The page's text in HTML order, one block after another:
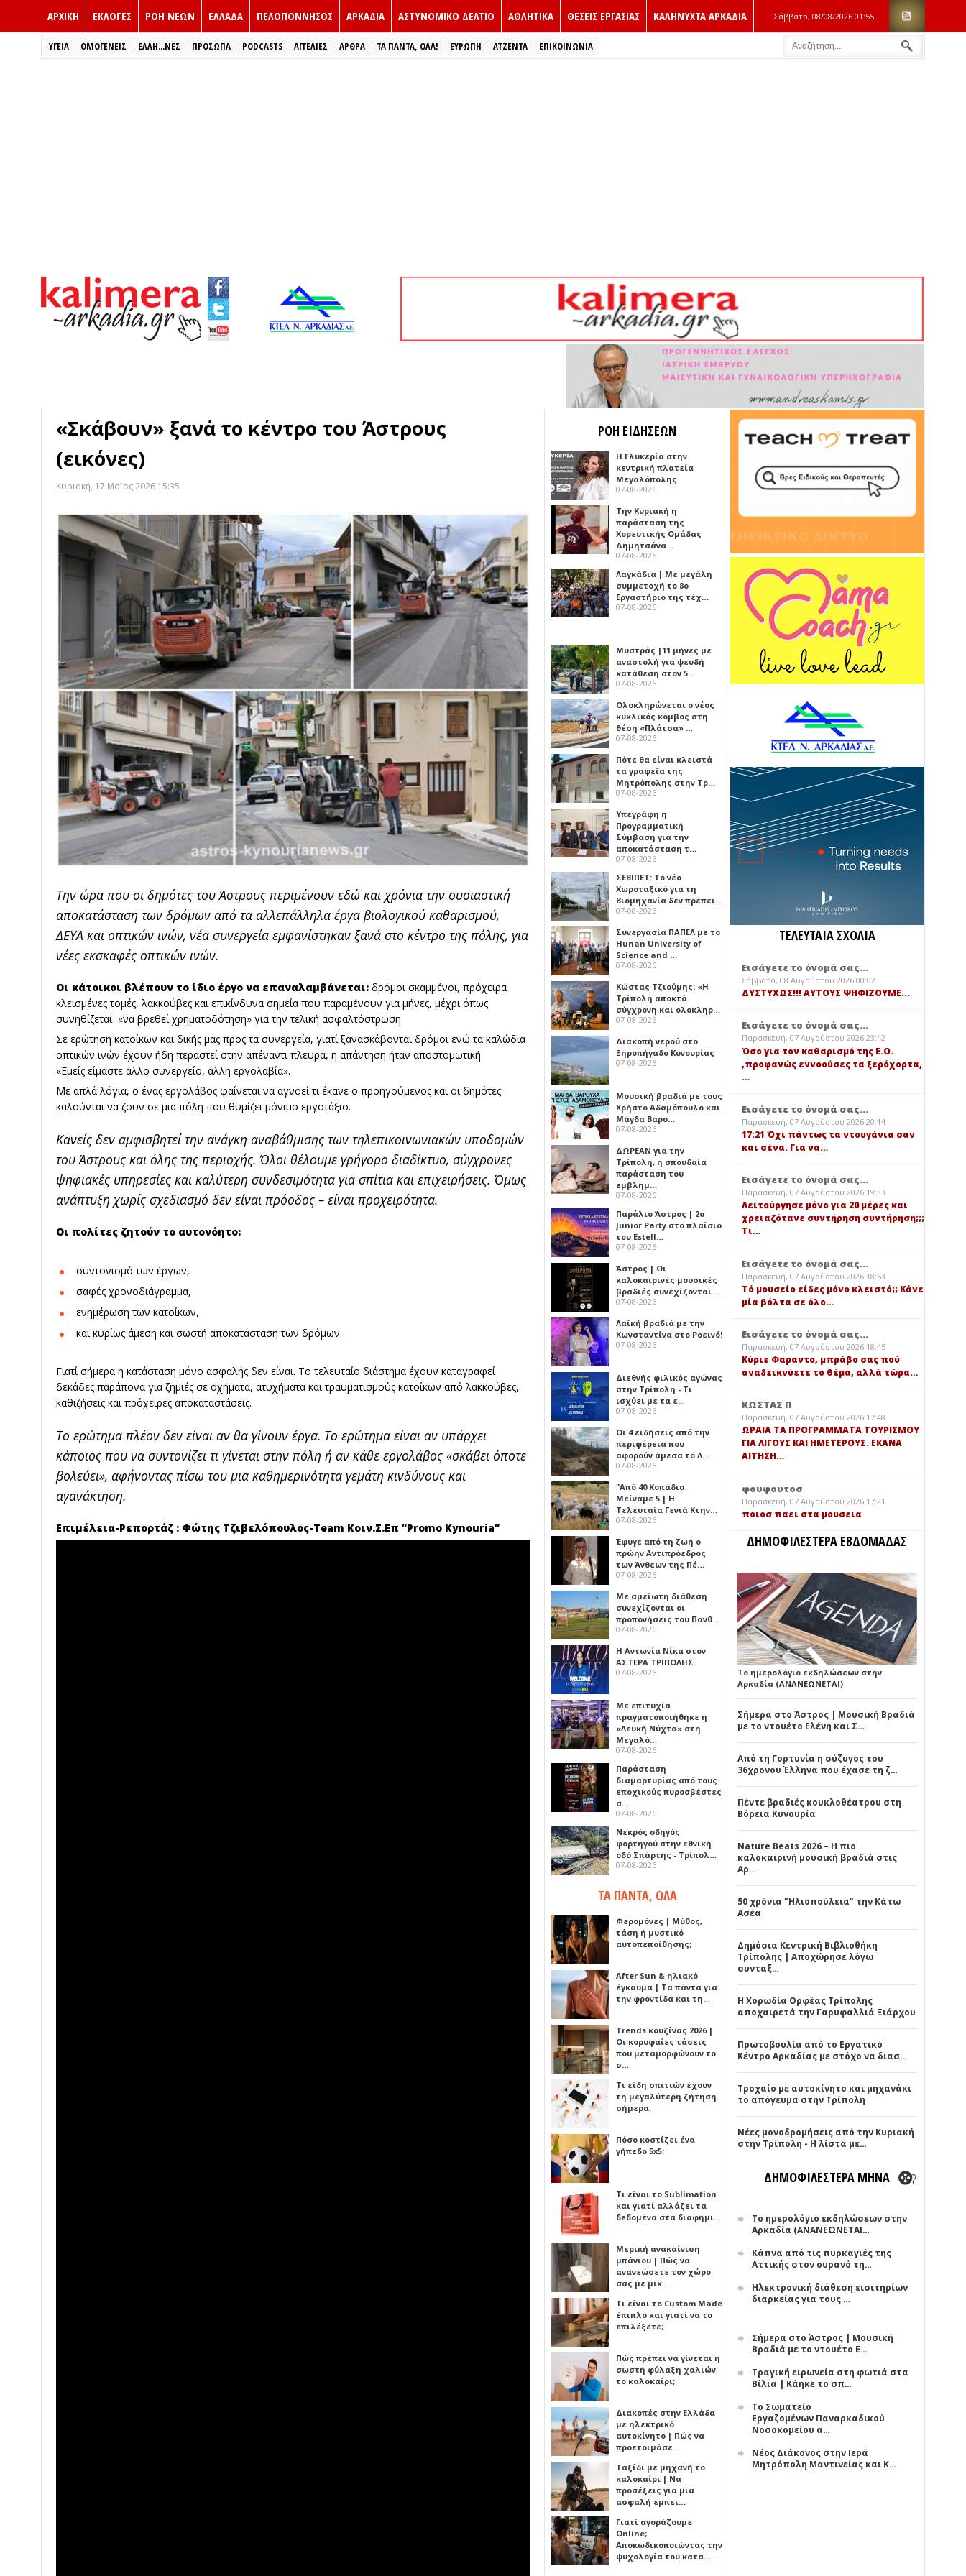
ΑΡΧΙΚΗ ΕΚΛΟΓΈΣ ΡΟΗ ΝΕΩΝ ΕΛΛΑΔΑ ΠΕΛΟΠΟΝΝΗΣΟΣ ΑΡΚΑΔΙΑ ΑΣΤΥΝΟΜΙΚΟ ΔΕΛΤΙΟ ΑΘΛΗΤΙΚΑ ΘΕΣΕΙΣ ΕΡΓΑΣΙΑΣ ΚΑΛΗΝΥΧΤΑ ΑΡΚΑΔΙΑ Σάββατο, 08/08/2026 01:55
ΥΓΕΙΑ ΟΜΟΓΕΝΕΙΣ ΈΛΛΗ...ΝΕΣ ΠΡΌΣΩΠΑ PODCASTS ΑΓΓΕΛΙΕΣ ΑΡΘΡΑ ΤΑ ΠΑΝΤΑ, ΟΛΑ! ΕΥΡΏΠΗ ΑΤΖΕΝΤΑ ΕΠΙΚΟΙΝΩΝΙΑ
«Σκάβουν» ξανά το κέντρο του Άστρους
(εικόνες)
Κυριακή, 17 Μαϊος 2026 15:35
Την ώρα που οι δημότες του Άστρους περιμένουν εδώ και χρόνια την ουσιαστική
αποκατάσταση των δρόμων από τα αλλεπάλληλα έργα βιολογικού καθαρισμού,
ΔΕΥΑ και οπτικών ινών, νέα συνεργεία εμφανίστηκαν ξανά στο κέντρο της πόλης, για
νέες εκσκαφές οπτικών ινών.
Οι κάτοικοι βλέπουν το ίδιο έργο να επαναλαμβάνεται: δρόμοι σκαμμένοι, πρόχειρα
κλεισμένες τομές, λακκούβες και επικίνδυνα σημεία που παραμένουν για μήνες, μέχρι όπως
συνηθίζεται «να βρεθεί χρηματοδότηση» για την τελική ασφαλτόστρωση.
Σε ερώτηση κατοίκων και δικής μας προς τα συνεργεία, γιατί ξανασκάβονται δρόμοι ενώ τα καλώδια
οπτικών ινών έχουν ήδη περαστεί στην απέναντι πλευρά, η απάντηση ήταν αποστομωτική:
«Εμείς είμαστε άλλο συνεργείο, άλλη εργολαβία».
Με απλά λόγια, ο ένας εργολάβος φαίνεται να αγνοεί τι έκανε ο προηγούμενος και οι δημότες
καλούνται να ζουν σε μια πόλη που θυμίζει μόνιμο εργοτάξιο.
Κανείς δεν αμφισβητεί την ανάγκη αναβάθμισης των τηλεπικοινωνιακών υποδομών
του Άστρους και όλης της περιοχής. Όλοι θέλουμε γρήγορο διαδίκτυο, σύγχρονες
ψηφιακές υπηρεσίες και καλύτερη συνδεσιμότητα για σπίτια και επιχειρήσεις. Όμως
ανάπτυξη χωρίς σχεδιασμό δεν είναι πρόοδος – είναι προχειρότητα.
Οι πολίτες ζητούν το αυτονόητο:
συντονισμό των έργων,
σαφές χρονοδιάγραμμα,
ενημέρωση των κατοίκων,
και κυρίως άμεση και σωστή αποκατάσταση των δρόμων.
Γιατί σήμερα η κατάσταση μόνο ασφαλής δεν είναι. Το τελευταίο διάστημα έχουν καταγραφεί
δεκάδες παράπονα για ζημιές σε οχήματα, ατυχήματα και τραυματισμούς κατοίκων από λακκούβες,
καθιζήσεις και πρόχειρες αποκαταστάσεις.
Το ερώτημα πλέον δεν είναι αν θα γίνουν έργα. Το ερώτημα είναι αν υπάρχει
κάποιος που να συντονίζει τι γίνεται στην πόλη ή αν κάθε εργολάβος «σκάβει όποτε
βολεύει», αφήνοντας πίσω του μια καθημερινότητα γεμάτη κινδύνους και
αγανάκτηση.
Eπιμέλεια-Ρεπορτάζ : Φώτης Τζιβελόπουλος-Team Κοιν.Σ.Επ “Promo Kynouria”
ΡΟΗ ΕΙΔΗΣΕΩΝ
Η Γλυκερία στην
κεντρική πλατεία
Μεγαλόπολης
07-08-2026
Την Κυριακή η
παράσταση της
Χορευτικής Ομάδας
Δημητσάνα…
07-08-2026
Λαγκάδια | Με μεγάλη
συμμετοχή το 8ο
Εργαστήριο της τέχ…
07-08-2026
Μυστράς |11 μήνες με
αναστολή για ψευδή
κατάθεση στον 5…
07-08-2026
Ολοκληρώνεται ο νέος
κυκλικός κόμβος στη
θέση «Πλάτσα» …
07-08-2026
Πότε θα είναι κλειστά
τα γραφεία της
Μητρόπολης στην Τρ…
07-08-2026
Υπεγράφη η
Προγραμματική
Σύμβαση για την
αποκατάσταση τ…
07-08-2026
ΣΕΒΙΠΕΤ: Το νέο
Χωροταξικό για τη
Βιομηχανία δεν πρέπει…
07-08-2026
Συνεργασία ΠΑΠΕΛ με το
Hunan University of
Science and …
07-08-2026
Κώστας Τζιούμης: «Η
Τρίπολη αποκτά
σύγχρονη και ολοκληρ…
07-08-2026
Διακοπή νερού στο
Ξηροπήγαδο Κυνουρίας
07-08-2026
Μουσική βραδιά με τους
Χρήστο Αδαμόπουλο και
Μάγδα Βαρο…
07-08-2026
ΔΩΡΕΑΝ για την
Τρίπολη, η σπουδαία
παράσταση του
εμβλημ…
07-08-2026
Παράλιο Άστρος | 2ο
Junior Party στο πλαίσιο
του Estell…
07-08-2026
Άστρος | Οι
καλοκαιρινές μουσικές
βραδιές συνεχίζονται …
07-08-2026
Λαϊκή βραδιά με την
Κωνσταντίνα στο Ροεινό!
07-08-2026
Διεθνής φιλικός αγώνας
στην Τρίπολη - Τι
ισχύει με τα ε…
07-08-2026
Οι 4 ειδήσεις από την
περιφέρεια που
αφορούν άμεσα το Λ…
07-08-2026
"Από 40 Κοπάδια
Μείναμε 5 | Η
Τελευταία Γενιά Κτην…
07-08-2026
Έφυγε από τη ζωή ο
πρώην Αντιπρόεδρος
των Άνθεων της Πέ…
07-08-2026
Με αμείωτη διάθεση
συνεχίζονται οι
προπονήσεις του Πανθ…
07-08-2026
Η Αντωνία Νίκα στον
ΑΣΤΕΡΑ ΤΡΙΠΟΛΗΣ
07-08-2026
Με επιτυχία
πραγματοποιήθηκε η
«Λευκή Νύχτα» στη
Μεγαλό…
07-08-2026
Παράσταση
διαμαρτυρίας από τους
εποχικούς πυροσβέστες
σ…
07-08-2026
Νεκρός οδηγός
φορτηγού στην εθνική
οδό Σπάρτης - Τρίπολ…
07-08-2026
ΤΑ ΠΑΝΤΑ, ΟΛΑ
Φερομόνες | Μύθος,
τάση ή μυστικό
αυτοπεποίθησης;
After Sun & ηλιακό
έγκαυμα | Τα πάντα για
την φροντίδα και τη…
Trends κουζίνας 2026 |
Οι κορυφαίες τάσεις
που μεταμορφώνουν το
σ…
Τι είδη σπιτιών έχουν
τη μεγαλύτερη ζήτηση
σήμερα;
Πόσο κοστίζει ένα
γήπεδο 5x5;
Τι είναι το Sublimation
και γιατί αλλάζει τα
δεδομένα στα διαφημι…
Μερική ανακαίνιση
μπάνιου | Πώς να
ανανεώσετε τον χώρο
σας με μικ…
Τι είναι το Custom Made
έπιπλο και γιατί να το
επιλέξετε;
Πώς πρέπει να γίνεται η
σωστή φύλαξη χαλιών
το καλοκαίρι;
Διακοπές στην Ελλάδα
με ηλεκτρικό
αυτοκίνητο | Πώς να
προετοιμάσε…
Ταξίδι με μηχανή το
καλοκαίρι | Να
προσέξεις για μια
ασφαλή εμπει…
Γιατί αγοράζουμε
Online;
Αποκωδικοποιώντας την
ψυχολογία του κατα…
ΤΕΛΕΥΤΑΙΑ ΣΧΟΛΙΑ
Εισάγετε το όνομά σας...
Σάββατο, 08 Αυγούστου 2026 00:02
ΔΥΣΤΥΧΩΣ!!! ΑΥΤΟΥΣ ΨΗΦΙΖΟΥΜΕ...
Εισάγετε το όνομά σας...
Παρασκευή, 07 Αυγούστου 2026 23:42
Όσο για τον καθαρισμό της Ε.Ο.
,προφανώς εννοούσες τα ξερόχορτα,
…
Εισάγετε το όνομά σας...
Παρασκευή, 07 Αυγούστου 2026 20:14
17:21 Όχι πάντως τα ντουγάνια σαν
και σένα. Για να…
Εισάγετε το όνομά σας...
Παρασκευή, 07 Αυγούστου 2026 19:33
Λειτούργησε μόνο για 20 μέρες και
χρειαζότανε συντήρηση συντήρηση;;;
Τι…
Εισάγετε το όνομά σας...
Παρασκευή, 07 Αυγούστου 2026 18:53
Τό μουσείο είδες μόνο κλειστό;; Κάνε
μία βόλτα σε όλο…
Εισάγετε το όνομά σας...
Παρασκευή, 07 Αυγούστου 2026 18:45
Κύριε Φαραντο, μπράβο σας πού
αναδεικνύετε το θέμα, αλλά τώρα…
ΚΩΣΤΑΣ Π
Παρασκευή, 07 Αυγούστου 2026 17:48
ΩΡΑΙΑ ΤΑ ΠΡΟΓΡΑΜΜΑΤΑ ΤΟΥΡΙΣΜΟΥ
ΓΙΑ ΛΙΓΟΥΣ ΚΑΙ ΗΜΕΤΕΡΟΥΣ. ΕΚΑΝΑ
ΑΙΤΗΣΗ…
φουφουτοσ
Παρασκευή, 07 Αυγούστου 2026 17:21
ποιοσ παει στα μουσεια
ΔΗΜΟΦΙΛΕΣΤΕΡΑ ΕΒΔΟΜΑΔΑΣ
Το ημερολόγιο εκδηλώσεων στην
Αρκαδία (ΑΝΑΝΕΩΝΕΤΑΙ)
Σήμερα στο Άστρος | Μουσική Βραδιά
με το ντουέτο Ελένη και Σ…
Από τη Γορτυνία η σύζυγος του
36χρονου Έλληνα που έχασε τη ζ…
Πέντε βραδιές κουκλοθέατρου στη
Βόρεια Κυνουρία
Nature Beats 2026 – Η πιο
καλοκαιρινή μουσική βραδιά στις
Αρ…
50 χρόνια "Ηλιοπούλεια" την Κάτω
Ασέα
Δημόσια Κεντρική Βιβλιοθήκη
Τρίπολης | Αποχώρησε λόγω
συνταξ…
Η Χορωδία Ορφέας Τρίπολης
αποχαιρετά την Γαρυφαλλιά Ξιάρχου
Πρωτοβουλία από το Εργατικό
Κέντρο Αρκαδίας με στόχο να διασ…
Τροχαίο με αυτοκίνητο και μηχανάκι
το απόγευμα στην Τρίπολη
Νέες μονοδρομήσεις από την Κυριακή
στην Τρίπολη - Η λίστα με…
ΔΗΜΟΦΙΛΕΣΤΕΡΑ ΜΗΝΑ
Το ημερολόγιο εκδηλώσεων στην
Αρκαδία (ΑΝΑΝΕΩΝΕΤΑΙ…
Κάπνα από τις πυρκαγιές της
Αττικής στον ουρανό τη…
Ηλεκτρονική διάθεση εισιτηρίων
διαρκείας για τους …
Σήμερα στο Άστρος | Μουσική
Βραδιά με το ντουέτο Ε…
Τραγική ειρωνεία στη φωτιά στα
Βίλια | Κάηκε το σπ…
Το Σωματείο
Εργαζομένων Παναρκαδικού
Νοσοκομείου α…
Νέος Διάκονος στην Ιερά
Μητρόπολη Μαντινείας και Κ…